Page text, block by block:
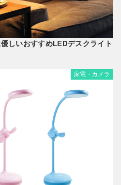
しいおすすめLEDデスクライト
家電・カメラ